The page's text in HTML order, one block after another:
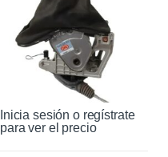
Inicia sesión o regístrate
para ver el precio